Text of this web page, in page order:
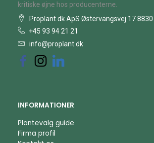
kritiske øjne hos producenterne.
Proplant.dk ApS Østervangsvej 17
+45 93 94 21 21
info@proplant.dk
INFORMATIONER
Plantevalg guide
Firma profil